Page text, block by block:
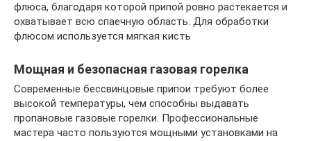
флюса, благодаря которой припой ровно растекается и
охватывает всю спаечную область. Для обработки
флюсом используется мягкая кисть
Мощная и безопасная газовая горелка
Современные бессвинцовые припои требуют более
высокой температуры, чем способны выдавать
пропановые газовые горелки. Профессиональные
мастера часто пользуются мощными установками на